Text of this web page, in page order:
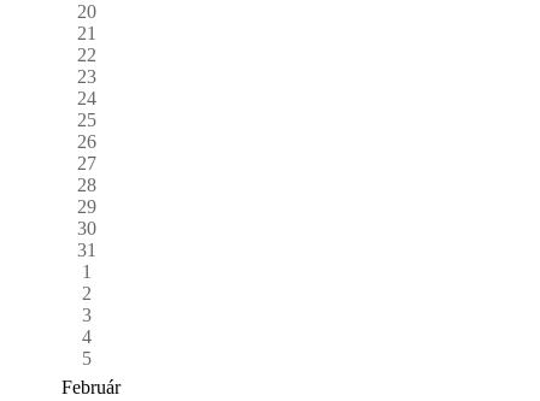
20
21
22
23
24
25
26
27
28
29
30
31
1
2
3
4
5
Február